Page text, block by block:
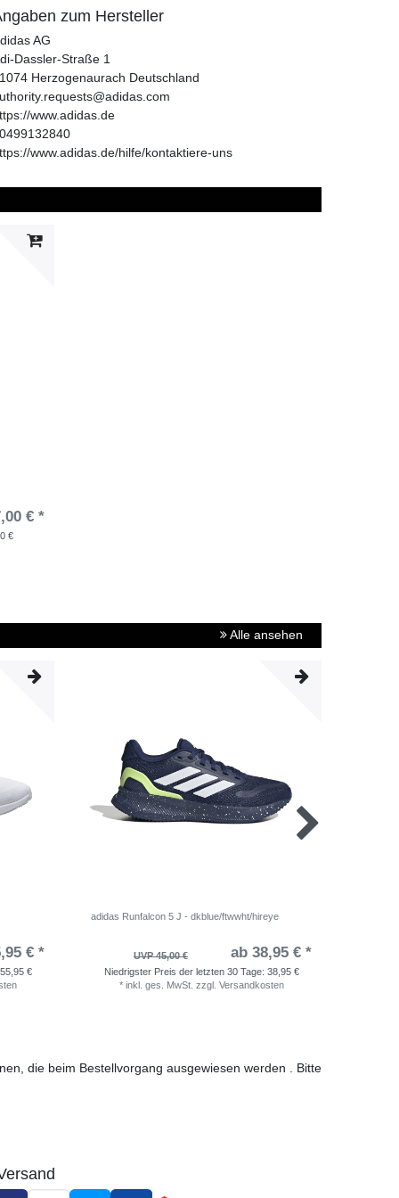
zum Hersteller
AG
Dassler-Straße 1
Herzogenaurach Deutschland
www.adidas.de
www.adidas.de/hilfe/kontaktiere-uns
€ *
€
Alle ansehen
€ *
55,95 €
adidas Runfalcon 5 J - dkblue/ftwwht/hireye
UVP 45,00 € ab 38,95 € *
Niedrigster Preis der letzten 30 Tage: 38,95 €
* inkl. ges. MwSt. zzgl. Versandkosten
die beim Bestellvorgang ausgewiesen werden . Bitte